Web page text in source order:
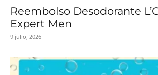
Reembolso Desodorante
Expert Men
9 julio, 2026